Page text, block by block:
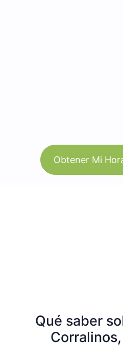
Obtener Mi
Qué saber